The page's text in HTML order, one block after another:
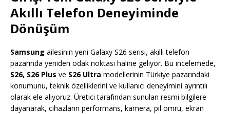
Akıllı Telefon Deneyiminde
Dönüşüm
Samsung ailesinin yeni Galaxy S26 serisi, akıllı telefon
pazarında yeniden odak noktası haline geliyor. Bu incelemede,
S26, S26 Plus ve S26 Ultra modellerinin Türkiye pazarındaki
konumunu, teknik özelliklerini ve kullanıcı deneyimini ayrıntılı
olarak ele alıyoruz. Üretici tarafından sunulan resmi bilgilere
dayanarak, cihazların performans, kamera, pil ömrü, ekran